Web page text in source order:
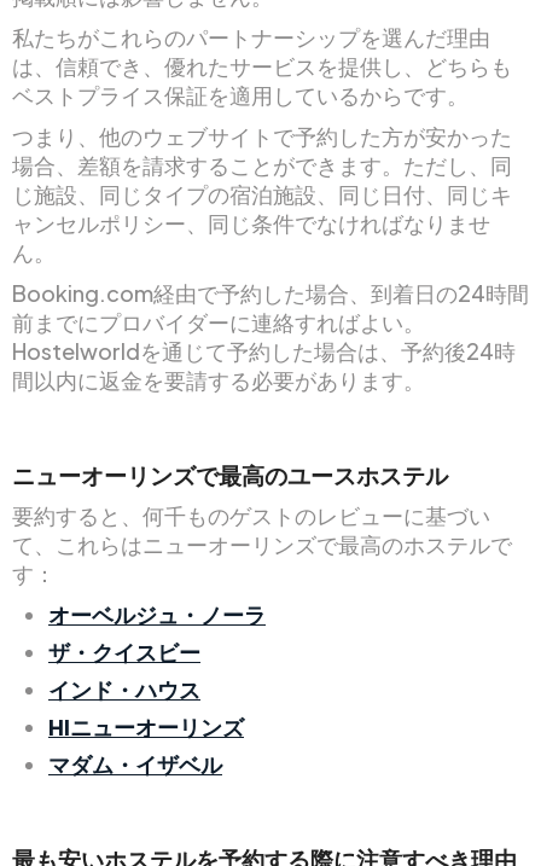
私たちがこれらのパートナーシップを選んだ理由
は、信頼でき、優れたサービスを提供し、どちらも
ベストプライス保証を適用しているからです。
つまり、他のウェブサイトで予約した方が安かった
場合、差額を請求することができます。ただし、同
じ施設、同じタイプの宿泊施設、同じ日付、同じキ
ャンセルポリシー、同じ条件でなければなりませ
ん。
Booking.com経由で予約した場合、到着日の24時間
前までにプロバイダーに連絡すればよい。
Hostelworldを通じて予約した場合は、予約後24時
間以内に返金を要請する必要があります。
ニューオーリンズで最高のユースホステル
要約すると、何千ものゲストのレビューに基づい
て、これらはニューオーリンズで最高のホステルで
す：
オーベルジュ・ノーラ
ザ・クイスビー
インド・ハウス
HIニューオーリンズ
マダム・イザベル
最も安いホステルを予約する際に注意すべき理由